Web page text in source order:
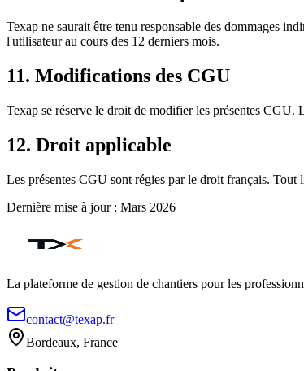
Texap ne saurait être tenu responsable des dommages
l'utilisateur au cours des 12 derniers mois.
11. Modifications des CGU
Texap se réserve le droit de modifier les présentes
12. Droit applicable
Les présentes CGU sont régies par le droit français.
Dernière mise à jour : Mars 2026
La plateforme de gestion de chantiers pour les
contact@texap.fr
Bordeaux, France